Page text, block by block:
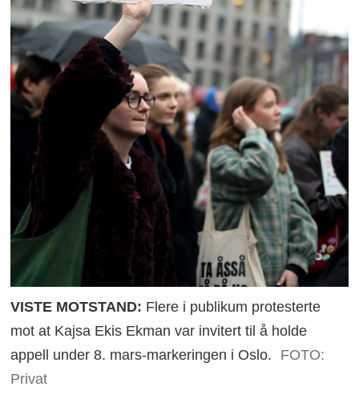
VISTE MOTSTAND: Flere i publikum protesterte
mot at Kajsa Ekis Ekman var invitert til å holde
appell under 8. mars-markeringen i Oslo.
FOTO:
Privat